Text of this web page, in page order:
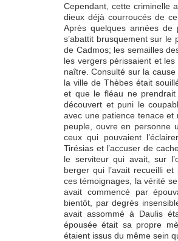
Cependant, cette criminelle
dieux déjà courroucés de
Après quelques années
s’abattit brusquement sur
de Cadmos; les semailles
les vergers périssaient et
naître. Consulté sur la
la ville de Thèbes était
et que le fléau ne
découvert et puni le
avec une patience tenace
peuple, ouvre en personne
ceux qui pouvaient
Tirésias et l’accuser de
le serviteur qui avait, sur
berger qui l’avait recueilli
ces témoignages, la vérité
avait commencé par
bientôt, par degrés
avait assommé à Daulis
épousée était sa propre
étaient issus du même sein